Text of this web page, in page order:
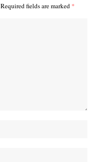
Required fields are marked *